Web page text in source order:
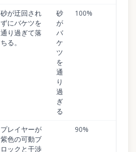
砂が迂回され
ずにバケツを
通り過ぎて落
ちる。
砂
が
バ
ケ
ツ
を
通
り
過
ぎ
る
100%
プレイヤーが
紫色の可動ブ
ロックと干渉
90%